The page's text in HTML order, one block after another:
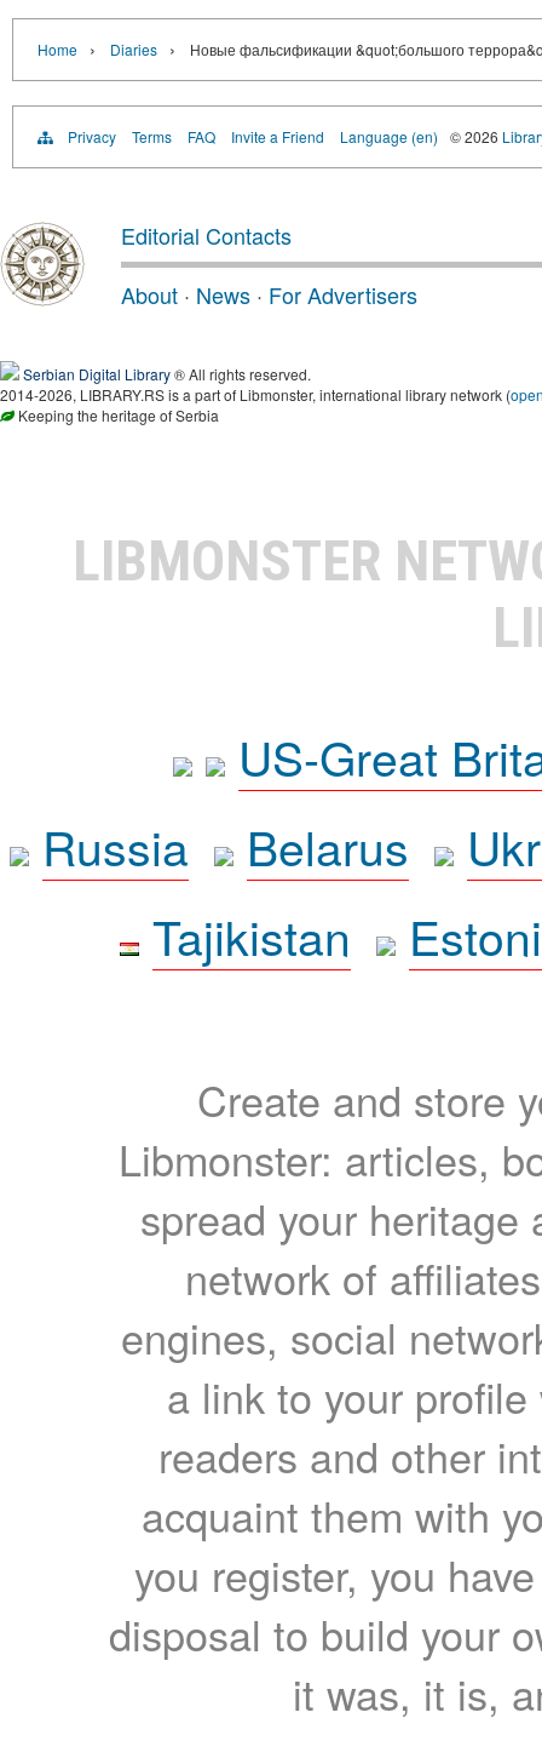
Home › Diaries › Новые фальсификации &quot;большого
Privacy Terms FAQ Invite a Friend Language (en) © 2026
Editorial Contacts
About · News · For Advertisers
Serbian Digital Library® All rights reserved.
2014-2026, LIBRARY.RS is a part of Libmonster, international library network (
Keeping the heritage of Serbia
LIBMONSTER
US-Great
Russia
Belarus
Tajikistan
Create and store
Libmonster: articles,
spread your heritage
network of
engines, social
a link to your
readers and other
acquaint them with
you register, you
disposal to build your
it was, it is,